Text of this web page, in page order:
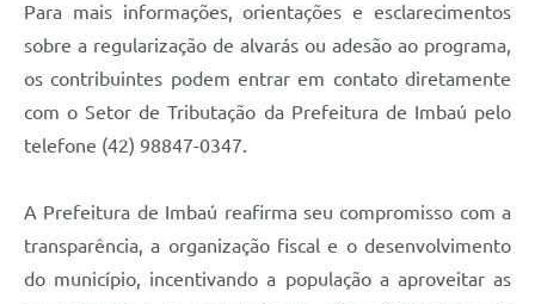
Para mais informações, orientações e esclarecimentos
sobre a regularização de alvarás ou adesão ao programa,
os contribuintes podem entrar em contato diretamente
com o Setor de Tributação da Prefeitura de Imbaú pelo
telefone (42) 98847-0347.
A Prefeitura de Imbaú reafirma seu compromisso com a
transparência, a organização fiscal e o desenvolvimento
do município, incentivando a população a aproveitar as